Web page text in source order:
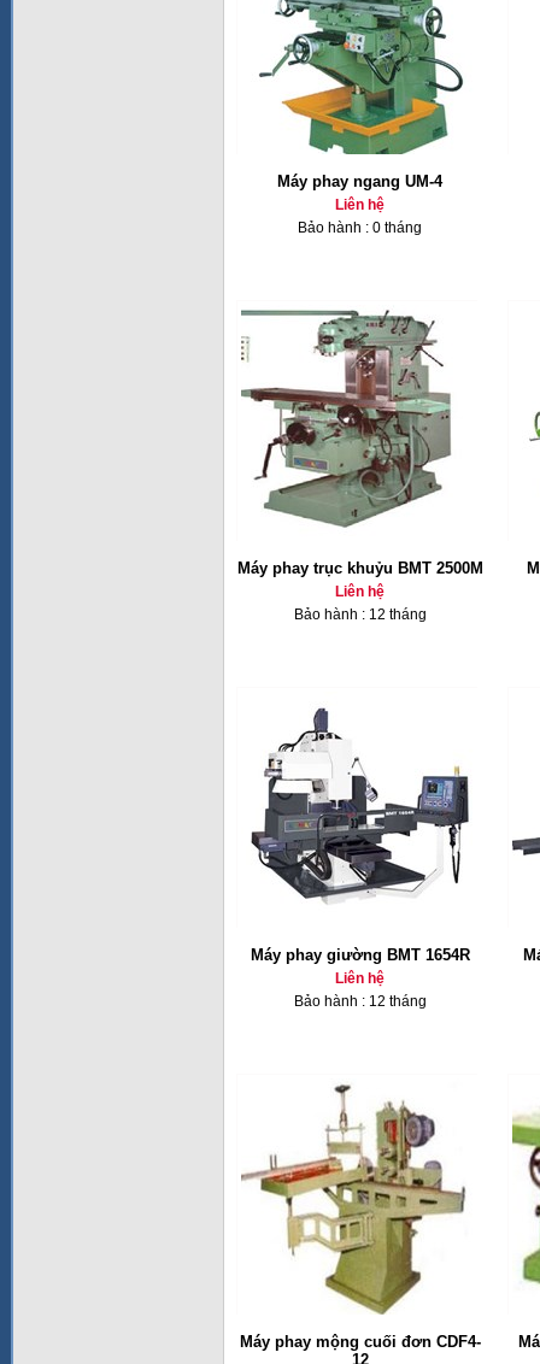
Máy phay ngang UM-4
Liên hệ
Bảo hành : 0 tháng
Máy phay trục khuỷu BMT 2500M
Liên hệ
Bảo hành : 12 tháng
Máy phay giường BMT 1654R
Liên hệ
Bảo hành : 12 tháng
Máy phay mộng cuối đơn CDF4-
12